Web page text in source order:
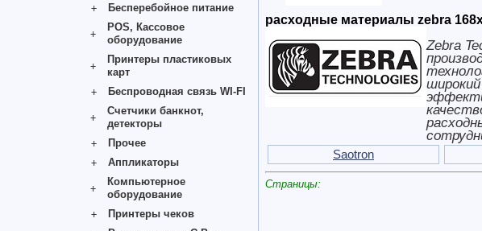
Бесперебойное питание
POS, Кассовое
оборудование
Принтеры пластиковых
карт
Беспроводная связь WI-FI
Счетчики банкнот,
детекторы
Прочее
Аппликаторы
Компьютерное
оборудование
Принтеры чеков
расходные материалы zebra
Zebra
Saotron
Страницы: